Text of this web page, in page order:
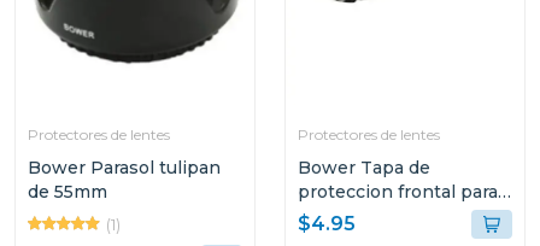
Protectores de lentes
Bower Parasol tulipan
de 55mm
(1)
Protectores de lentes
Bower Tapa de
proteccion frontal para
lentes 72mm
$4.95